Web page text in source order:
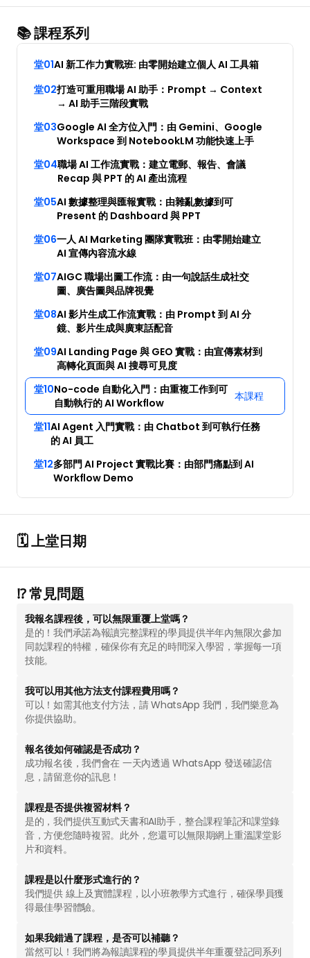
📚 課程系列
堂01AI 新工作力實戰班: 由零開始建立個人 AI 工具箱
堂02打造可重用職場 AI 助手：Prompt → Context
→ AI 助手三階段實戰
堂03Google AI 全方位入門：由 Gemini、Google
Workspace 到 NotebookLM 功能快速上手
堂04職場 AI 工作流實戰：建立電郵、報告、會議
Recap 與 PPT 的 AI 產出流程
堂05AI 數據整理與匯報實戰：由雜亂數據到可
Present 的 Dashboard 與 PPT
堂06一人 AI Marketing 團隊實戰班：由零開始建立
AI 宣傳內容流水線
堂07AIGC 職場出圖工作流：由一句說話生成社交
圖、廣告圖與品牌視覺
堂08AI 影片生成工作流實戰：由 Prompt 到 AI 分
鏡、影片生成與廣東話配音
堂09AI Landing Page 與 GEO 實戰：由宣傳素材到
高轉化頁面與 AI 搜尋可見度
堂10No-code 自動化入門：由重複工作到可
自動執行的 AI Workflow
本課程
堂11AI Agent 入門實戰：由 Chatbot 到可執行任務
的 AI 員工
堂12多部門 AI Project 實戰比賽：由部門痛點到 AI
Workflow Demo
🗓️ 上堂日期
⁉️ 常見問題
我報名課程後，可以無限重覆上堂嗎？
是的！我們承諾為報讀完整課程的學員提供半年內無限次參加
同款課程的特權，確保你有充足的時間深入學習，掌握每一項
技能。
我可以用其他方法支付課程費用嗎？
可以！如需其他支付方法，請 WhatsApp 我們，我們樂意為
你提供協助。
⁠報名後如何確認是否成功？
成功報名後，我們會在 一天內透過 WhatsApp 發送確認信
息，請留意你的訊息！
課程是否提供複習材料？
是的，我們提供互動式天書和AI助手，整合課程筆記和課堂錄
音，方便您隨時複習。此外，您還可以無限期網上重溫課堂影
片和資料。
課程是以什麼形式進行的？
我們提供 線上及實體課程，以小班教學方式進行，確保學員獲
得最佳學習體驗。
如果我錯過了課程，是否可以補聽？
當然可以！我們將為報讀課程的學員提供半年重覆登記同系列
關於 DotAI
AI 課程
所有課程
全系列 30 小時
全系列 29 小時
AI Builder 實戰訓練營
各類應用主題
AI 應用主題班系列
DotAI 課程時間表
AI 活動
AI 攻略及資訊
AI 企業培訓
學校 AI 培訓
網上 AI 學習平台
AI 應用服務
AI 創意廣告服務